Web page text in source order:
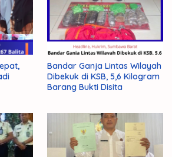
Bandar Ganja Lintas Wilayah
Dibekuk di KSB, 5,6 Kilogram
Barang Bukti Disita